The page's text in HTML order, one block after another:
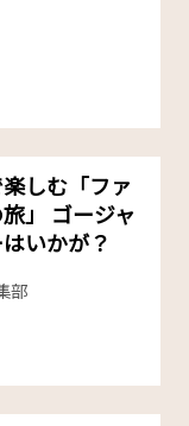
しむ「ファ
」 ゴージャ
いかが？
部